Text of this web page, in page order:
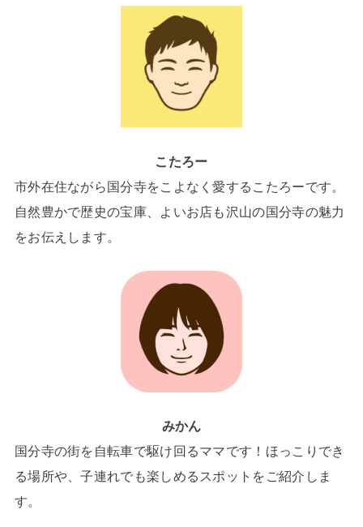
こたろー
市外在住ながら国分寺をこよなく愛するこたろーです。
自然豊かで歴史の宝庫、よいお店も沢山の国分寺の魅力
をお伝えします。
みかん
国分寺の街を自転車で駆け回るママです！ほっこりでき
る場所や、子連れでも楽しめるスポットをご紹介しま
す。